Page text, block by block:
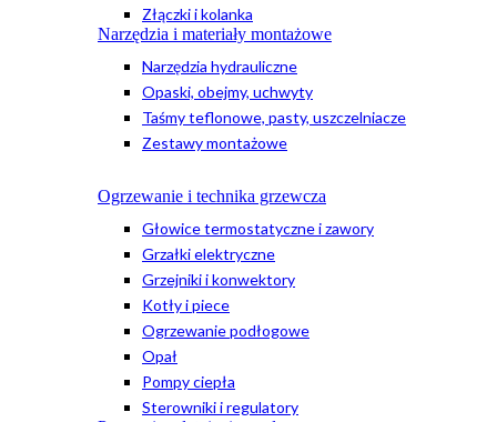
Złączki i kolanka
Narzędzia i materiały montażowe
Narzędzia hydrauliczne
Opaski, obejmy, uchwyty
Taśmy teflonowe, pasty, uszczelniacze
Zestawy montażowe
Ogrzewanie i technika grzewcza
Głowice termostatyczne i zawory
Grzałki elektryczne
Grzejniki i konwektory
Kotły i piece
Ogrzewanie podłogowe
Opał
Pompy ciepła
Sterowniki i regulatory